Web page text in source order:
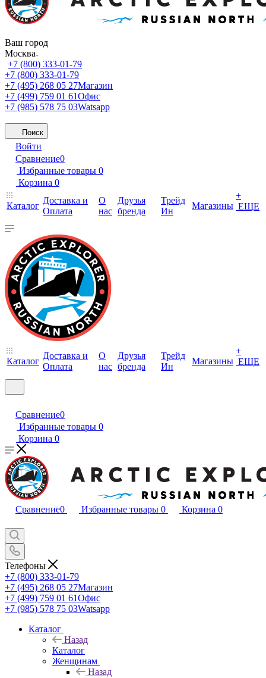
Ваш город
Москва
+7 (800) 333-01-79
+7 (800) 333-01-79
+7 (495) 268 05 27Магазин
+7 (499) 759 01 61Офис
+7 (985) 578 75 03Watsapp
Поиск
Войти
Сравнение0
Избранные товары 0
Корзина 0
Каталог
Доставка и
Оплата
О
нас
Друзья
бренда
Трейд
Ин
Магазины
+
ЕЩЕ
Каталог
Доставка и
Оплата
О
нас
Друзья
бренда
Трейд
Ин
Магазины
+
ЕЩЕ
Сравнение0
Избранные товары 0
Корзина 0
Сравнение0 Избранные товары 0 Корзина 0
Телефоны
+7 (800) 333-01-79
+7 (495) 268 05 27Магазин
+7 (499) 759 01 61Офис
+7 (985) 578 75 03Watsapp
Каталог
Назад
Каталог
Женщинам
Назад